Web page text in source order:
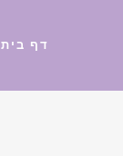
דף בית